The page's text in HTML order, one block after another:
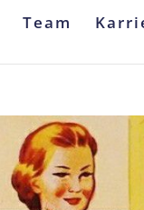
Team